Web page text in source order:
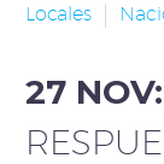
Locales
27 NOV: